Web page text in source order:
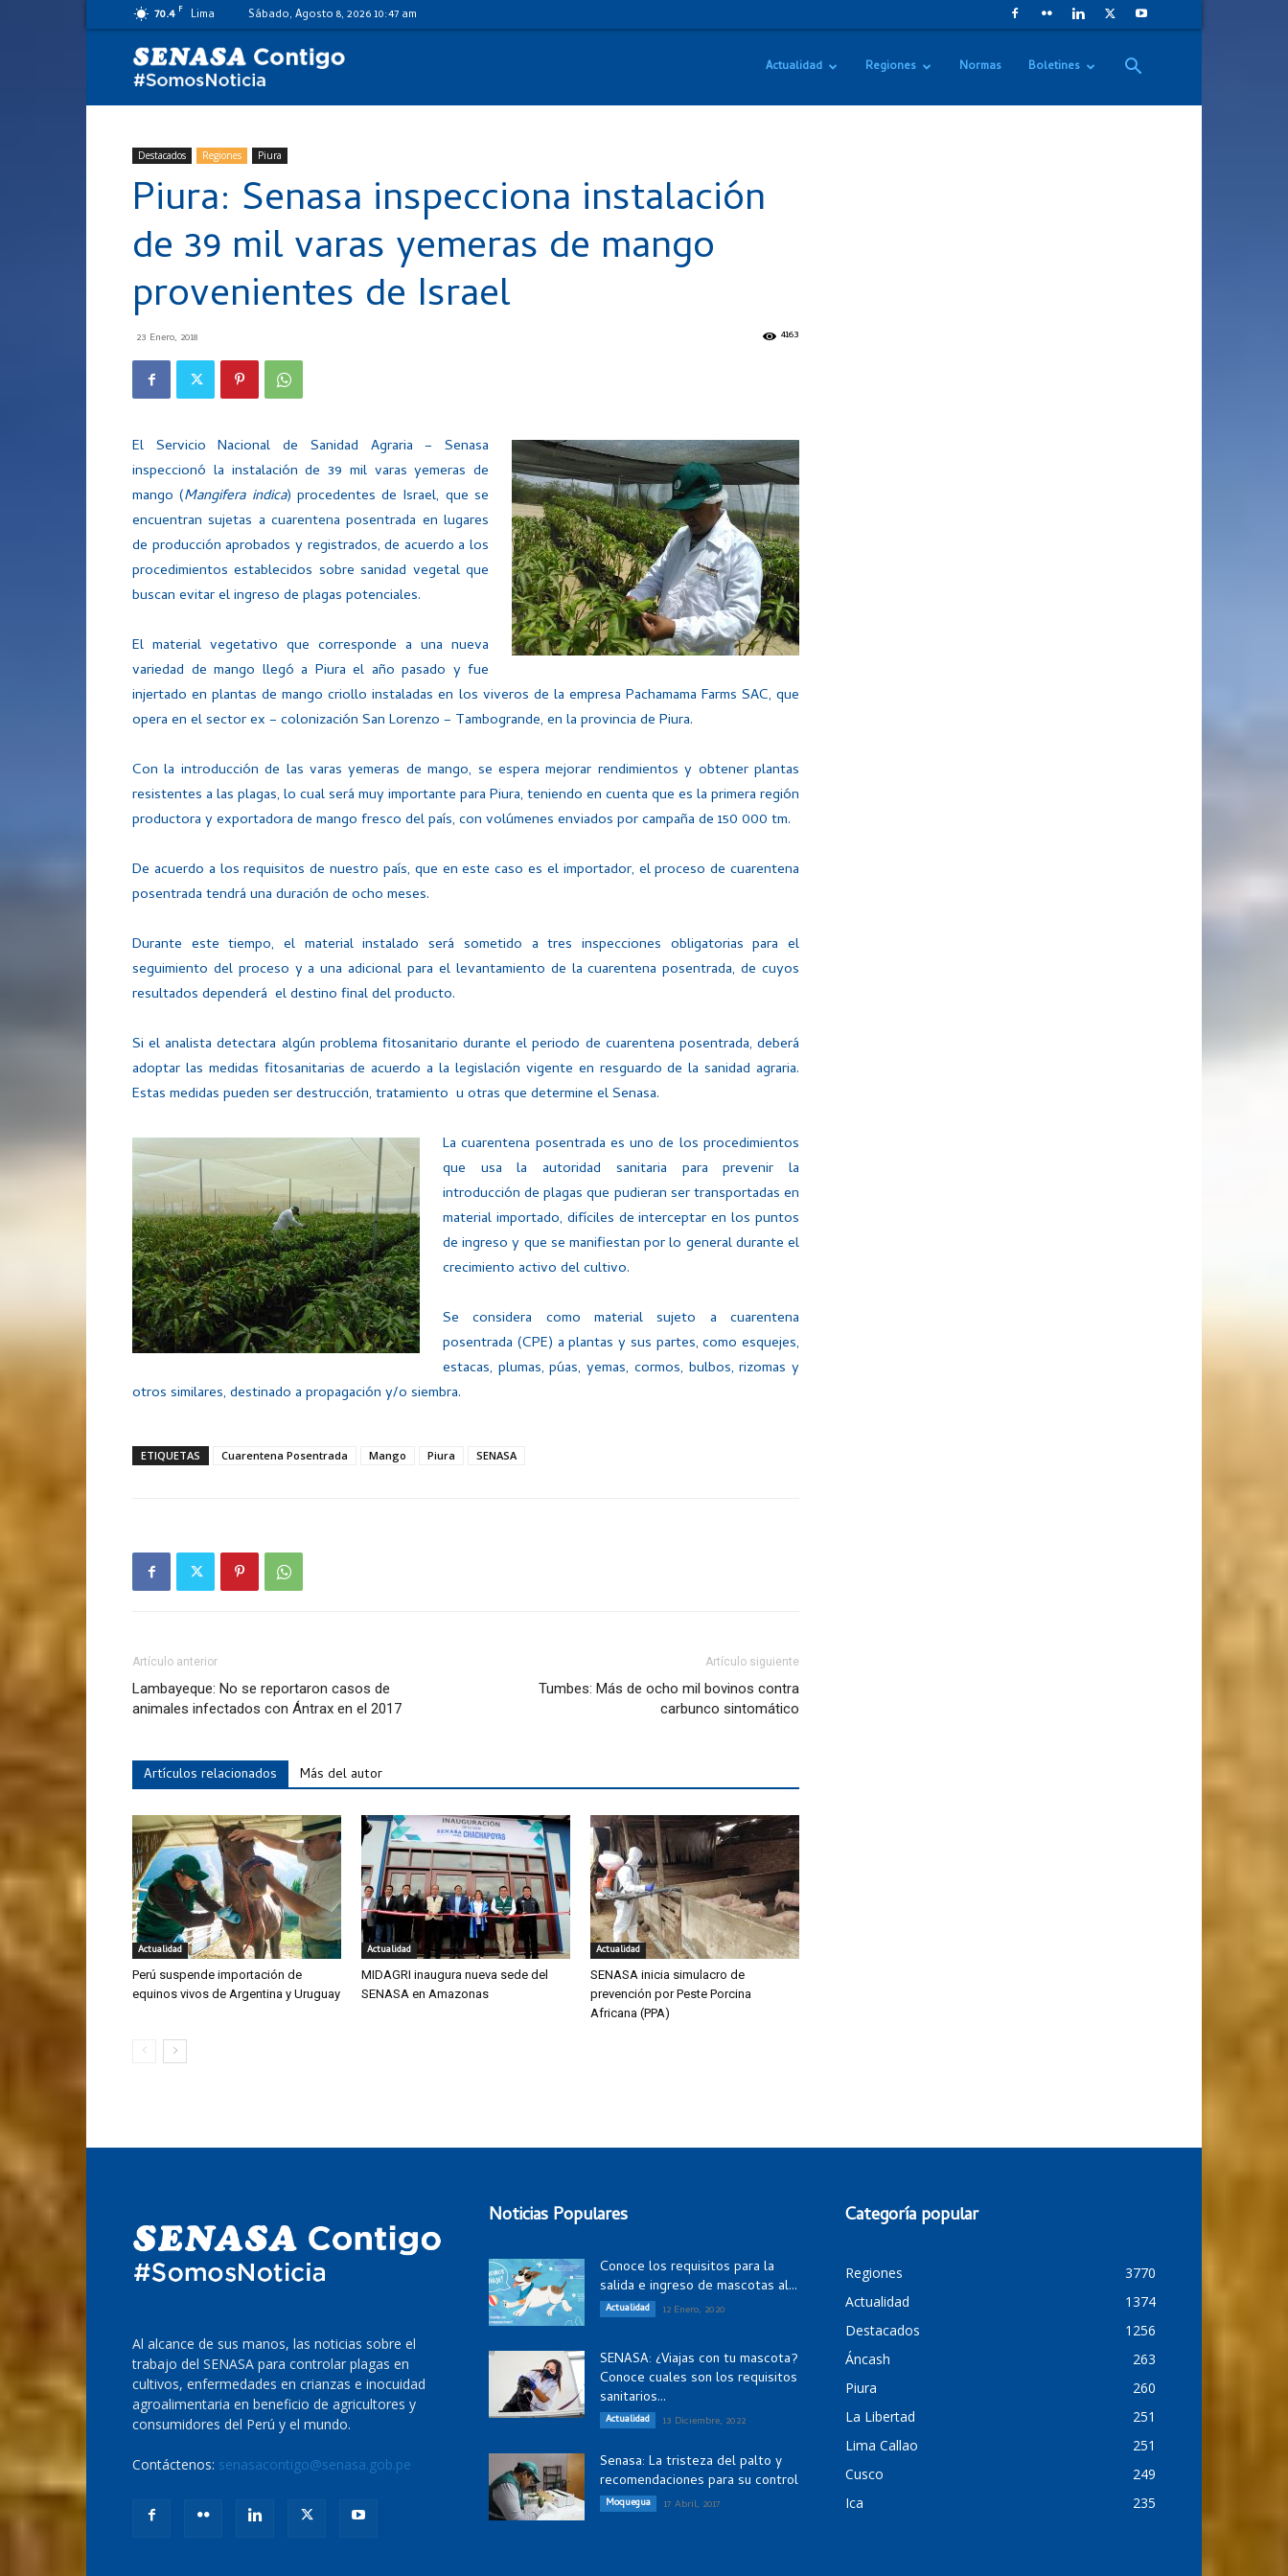
70.4 F Lima Sábado, Agosto 8, 2026 10:47 am
Actualidad Regiones Normas Boletines
Destacados Regiones Piura
Piura: Senasa inspecciona instalación
de 39 mil varas yemeras de mango
provenientes de Israel
23 Enero, 2018 4163
El Servicio Nacional de Sanidad Agraria – Senasa
inspeccionó la instalación de 39 mil varas yemeras de
mango (Mangifera indica) procedentes de Israel, que se
encuentran sujetas a cuarentena posentrada en lugares
de producción aprobados y registrados, de acuerdo a los
procedimientos establecidos sobre sanidad vegetal que
buscan evitar el ingreso de plagas potenciales.
El material vegetativo que corresponde a una nueva
variedad de mango llegó a Piura el año pasado y fue
injertado en plantas de mango criollo instaladas en los viveros de la empresa Pachamama Farms SAC, que
opera en el sector ex – colonización San Lorenzo – Tambogrande, en la provincia de Piura.
Con la introducción de las varas yemeras de mango, se espera mejorar rendimientos y obtener plantas
resistentes a las plagas, lo cual será muy importante para Piura, teniendo en cuenta que es la primera región
productora y exportadora de mango fresco del país, con volúmenes enviados por campaña de 150 000 tm.
De acuerdo a los requisitos de nuestro país, que en este caso es el importador, el proceso de cuarentena
posentrada tendrá una duración de ocho meses.
Durante este tiempo, el material instalado será sometido a tres inspecciones obligatorias para el
seguimiento del proceso y a una adicional para el levantamiento de la cuarentena posentrada, de cuyos
resultados dependerá el destino final del producto.
Si el analista detectara algún problema fitosanitario durante el periodo de cuarentena posentrada, deberá
adoptar las medidas fitosanitarias de acuerdo a la legislación vigente en resguardo de la sanidad agraria.
Estas medidas pueden ser destrucción, tratamiento u otras que determine el Senasa.
La cuarentena posentrada es uno de los procedimientos
que usa la autoridad sanitaria para prevenir la
introducción de plagas que pudieran ser transportadas en
material importado, difíciles de interceptar en los puntos
de ingreso y que se manifiestan por lo general durante el
crecimiento activo del cultivo.
Se considera como material sujeto a cuarentena
posentrada (CPE) a plantas y sus partes, como esquejes,
estacas, plumas, púas, yemas, cormos, bulbos, rizomas y
otros similares, destinado a propagación y/o siembra.
ETIQUETAS Cuarentena Posentrada Mango Piura SENASA
Artículo anterior
Lambayeque: No se reportaron casos de
animales infectados con Ántrax en el 2017
Artículo siguiente
Tumbes: Más de ocho mil bovinos contra
carbunco sintomático
Artículos relacionados Más del autor
Actualidad
Perú suspende importación de
equinos vivos de Argentina y Uruguay
Actualidad
MIDAGRI inaugura nueva sede del
SENASA en Amazonas
Actualidad
SENASA inicia simulacro de
prevención por Peste Porcina
Africana (PPA)
Al alcance de sus manos, las noticias sobre el
trabajo del SENASA para controlar plagas en
cultivos, enfermedades en crianzas e inocuidad
agroalimentaria en beneficio de agricultores y
consumidores del Perú y el mundo.
Contáctenos: senasacontigo@senasa.gob.pe
Noticias Populares
Conoce los requisitos para la
salida e ingreso de mascotas al...
Actualidad 12 Enero, 2020
SENASA: ¿Viajas con tu mascota?
Conoce cuales son los requisitos
sanitarios...
Actualidad 13 Diciembre, 2022
Senasa: La tristeza del palto y
recomendaciones para su control
Moquegua 17 Abril, 2017
Categoría popular
Regiones
3770
Actualidad
1374
Destacados
1256
Áncash
263
Piura
260
La Libertad
251
Lima Callao
251
Cusco
249
Ica
235